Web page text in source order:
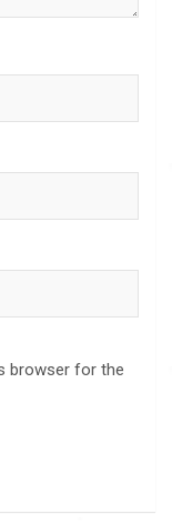
browser for the